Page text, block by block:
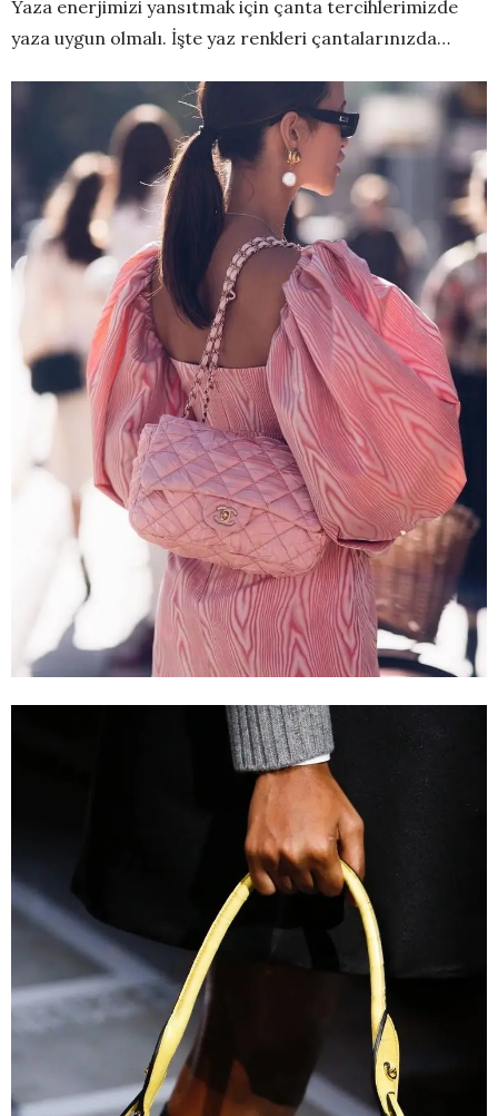
Yaza enerjimizi yansıtmak için çanta tercihlerimizde
yaza uygun olmalı. İşte yaz renkleri çantalarınızda…